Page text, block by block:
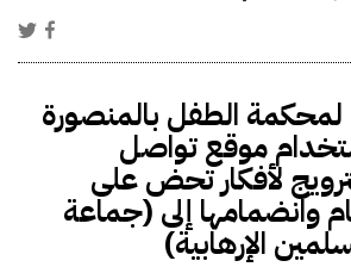
لمحكمة الطفل بالمنصورة
موقع تواصل
لأفكار تحض على
وانضمامها إلى (جماعة
الإرهابية)